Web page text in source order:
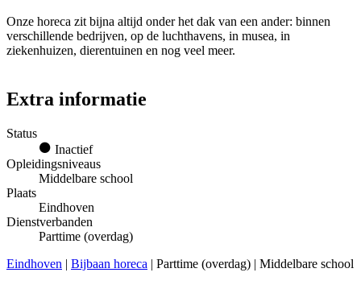
Onze horeca zit bijna altijd onder het dak van een ander: binnen
verschillende bedrijven, op de luchthavens, in musea, in
ziekenhuizen, dierentuinen en nog veel meer.
Extra informatie
Status
Inactief
Opleidingsniveaus
Middelbare school
Plaats
Eindhoven
Dienstverbanden
Parttime (overdag)
Eindhoven | Bijbaan horeca | Parttime (overdag) | Middelbare school